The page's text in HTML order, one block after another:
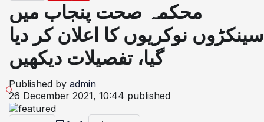
محکمہ صحت پنجاب میں
سینکڑوں نوکریوں کا اعلان کر دیا
گیا، تفصیلات دیکھیں
Published by admin
26 December 2021, 10:44 published